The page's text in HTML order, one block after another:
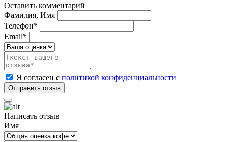
Оставить комментарий
Фамилия, Имя
Телефон*
Email*
Я согласен с политикой конфиденциальности
Написать отзыв
Имя